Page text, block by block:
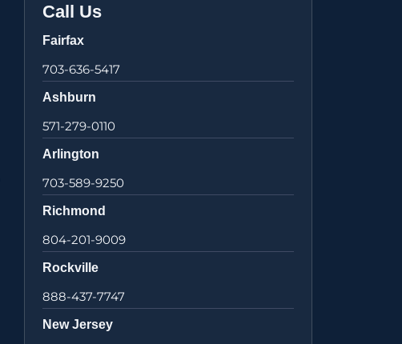
Call Us
Fairfax
703-636-5417
Ashburn
571-279-0110
Arlington
703-589-9250
Richmond
804-201-9009
Rockville
888-437-7747
New Jersey